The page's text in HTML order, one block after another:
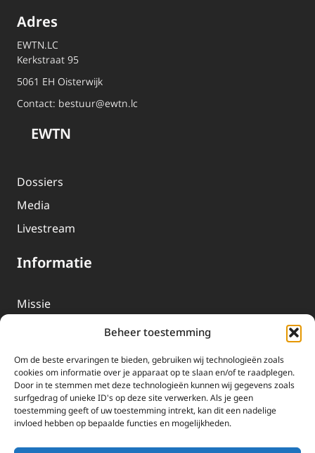
Beheer toestemming
Om de beste ervaringen te bieden, gebruiken wij technologieën zoals
cookies om informatie over je apparaat op te slaan en/of te raadplegen.
Door in te stemmen met deze technologieën kunnen wij gegevens zoals
surfgedrag of unieke ID's op deze site verwerken. Als je geen
toestemming geeft of uw toestemming intrekt, kan dit een nadelige
invloed hebben op bepaalde functies en mogelijkheden.
Adres
EWTN.LC
Kerkstraat 95
5061 EH Oisterwijk
Contact: bestuur@ewtn.lc
EWTN
Dossiers
Media
Livestream
Informatie
Missie
EWTN-Team
Organisatiegegevens
Doneren